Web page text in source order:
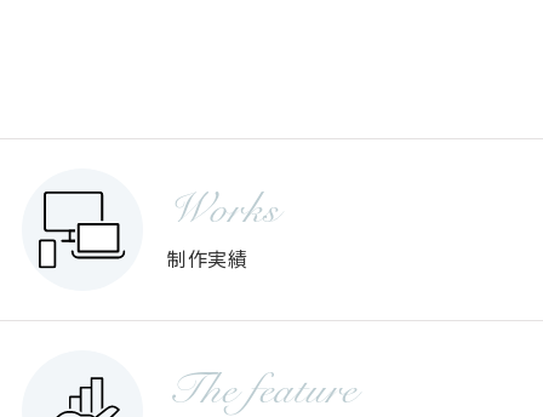
Works
制作実績
The feature